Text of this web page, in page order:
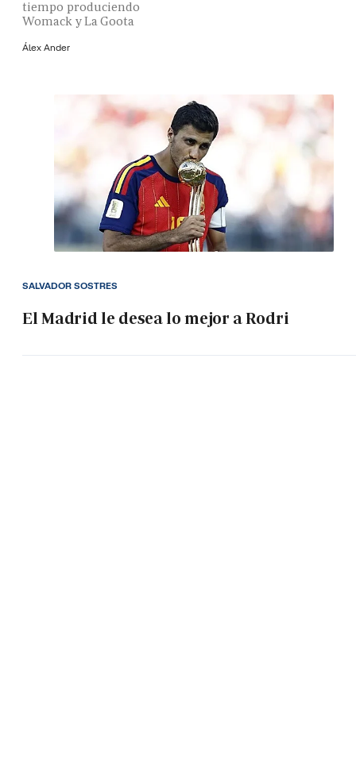
tiempo produciendo
Womack y La Goota
Álex Ander
El Madrid le desea lo mejor a Rodri
SALVADOR SOSTRES